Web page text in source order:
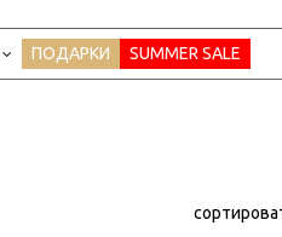
ПОДАРКИ SUMMER SALE